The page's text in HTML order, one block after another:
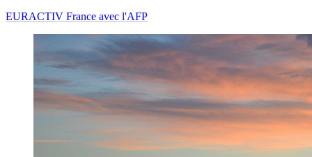
EURACTIV France avec l'AFP